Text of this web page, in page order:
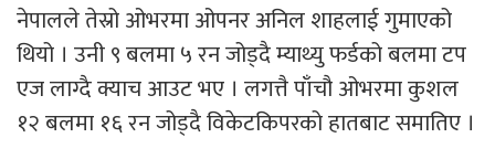
नेपालले तेस्रो ओभरमा ओपनर अनिल शाहलाई गुमाएको
थियो । उनी ९ बलमा ५ रन जोड्दै म्याथ्यु फर्डको बलमा टप
एज लाग्दै क्याच आउट भए । लगत्तै पाँचौ ओभरमा कुशल
१२ बलमा १६ रन जोड्दै विकेटकिपरको हातबाट समातिए ।